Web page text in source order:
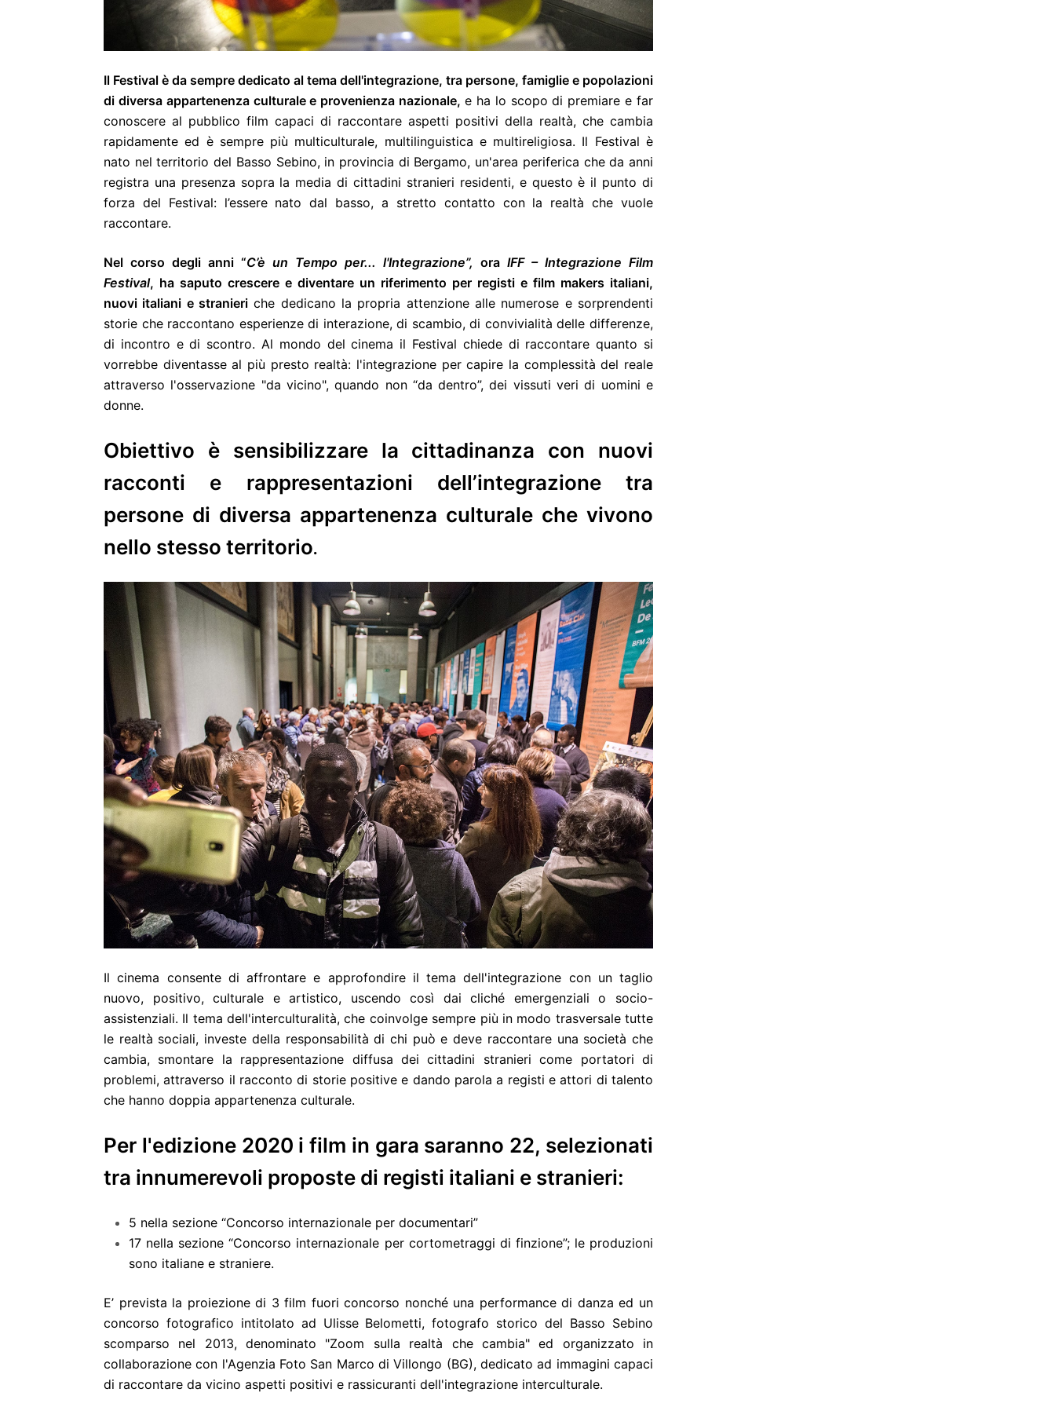
Il Festival è da sempre dedicato al tema dell'integrazione, tra persone, famiglie e popolazioni
di diversa appartenenza culturale e provenienza nazionale, e ha lo scopo di premiare e far
conoscere al pubblico film capaci di raccontare aspetti positivi della realtà, che cambia
rapidamente ed è sempre più multiculturale, multilinguistica e multireligiosa. Il Festival è
nato nel territorio del Basso Sebino, in provincia di Bergamo, un'area periferica che da anni
registra una presenza sopra la media di cittadini stranieri residenti, e questo è il punto di
forza del Festival: l’essere nato dal basso, a stretto contatto con la realtà che vuole
raccontare.
Nel corso degli anni “C’è un Tempo per... l'Integrazione”, ora IFF – Integrazione Film
Festival, ha saputo crescere e diventare un riferimento per registi e film makers italiani,
nuovi italiani e stranieri che dedicano la propria attenzione alle numerose e sorprendenti
storie che raccontano esperienze di interazione, di scambio, di convivialità delle differenze,
di incontro e di scontro. Al mondo del cinema il Festival chiede di raccontare quanto si
vorrebbe diventasse al più presto realtà: l'integrazione per capire la complessità del reale
attraverso l'osservazione "da vicino", quando non “da dentro”, dei vissuti veri di uomini e
donne.
Obiettivo è sensibilizzare la cittadinanza con nuovi
racconti e rappresentazioni dell’integrazione tra
persone di diversa appartenenza culturale che vivono
nello stesso territorio.
Il cinema consente di affrontare e approfondire il tema dell'integrazione con un taglio
nuovo, positivo, culturale e artistico, uscendo così dai cliché emergenziali o socio-
assistenziali. Il tema dell'interculturalità, che coinvolge sempre più in modo trasversale tutte
le realtà sociali, investe della responsabilità di chi può e deve raccontare una società che
cambia, smontare la rappresentazione diffusa dei cittadini stranieri come portatori di
problemi, attraverso il racconto di storie positive e dando parola a registi e attori di talento
che hanno doppia appartenenza culturale.
Per l'edizione 2020 i film in gara saranno 22, selezionati
tra innumerevoli proposte di registi italiani e stranieri:
5 nella sezione “Concorso internazionale per documentari”
17 nella sezione “Concorso internazionale per cortometraggi di finzione”; le produzioni
sono italiane e straniere.
E’ prevista la proiezione di 3 film fuori concorso nonché una performance di danza ed un
concorso fotografico intitolato ad Ulisse Belometti, fotografo storico del Basso Sebino
scomparso nel 2013, denominato "Zoom sulla realtà che cambia" ed organizzato in
collaborazione con l'Agenzia Foto San Marco di Villongo (BG), dedicato ad immagini capaci
di raccontare da vicino aspetti positivi e rassicuranti dell'integrazione interculturale.